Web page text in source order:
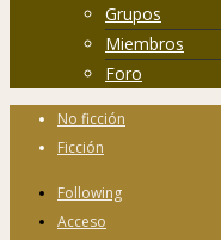
Grupos
Miembros
Foro
No ficción
Ficción
Following
Acceso